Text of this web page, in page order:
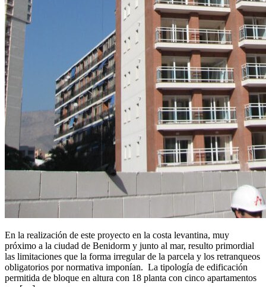
En la realización de este proyecto en la costa levantina, muy
próximo a la ciudad de Benidorm y junto al mar, resulto primordial
las limitaciones que la forma irregular de la parcela y los retranqueos
obligatorios por normativa imponían. La tipología de edificación
permitida de bloque en altura con 18 planta con cinco apartamentos